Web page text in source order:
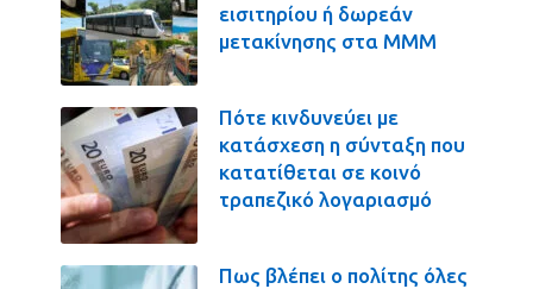
εισιτηρίου ή δωρεάν
μετακίνησης στα ΜΜΜ
Πότε κινδυνεύει με
κατάσχεση η σύνταξη που
κατατίθεται σε κοινό
τραπεζικό λογαριασμό
Πως βλέπει ο πολίτης όλες